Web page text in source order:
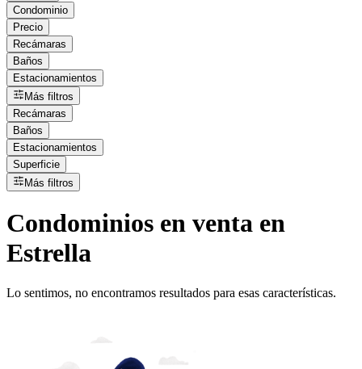
Condominio
Precio
Recámaras
Baños
Estacionamientos
Más filtros
Recámaras
Baños
Estacionamientos
Superficie
Más filtros
Condominios en venta en
Estrella
Lo sentimos, no encontramos resultados para esas características.